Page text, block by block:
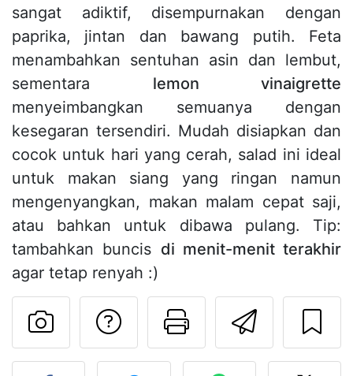
sangat adiktif, disempurnakan dengan
paprika, jintan dan bawang putih. Feta
menambahkan sentuhan asin dan lembut,
sementara lemon vinaigrette
menyeimbangkan semuanya dengan
kesegaran tersendiri. Mudah disiapkan dan
cocok untuk hari yang cerah, salad ini ideal
untuk makan siang yang ringan namun
mengenyangkan, makan malam cepat saji,
atau bahkan untuk dibawa pulang. Tip:
tambahkan buncis di menit-menit terakhir
agar tetap renyah :)
Kirim
Cetak
Mengajukan
Unggah foto Anda dari